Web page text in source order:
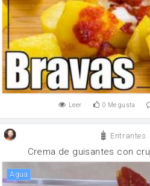
Leer 0 Me gusta
Entrantes
Crema de guisantes con
agua